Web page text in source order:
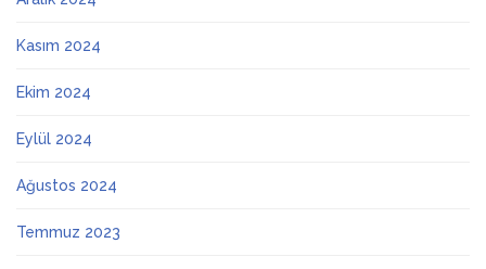
Kasım 2024
Ekim 2024
Eylül 2024
Ağustos 2024
Temmuz 2023